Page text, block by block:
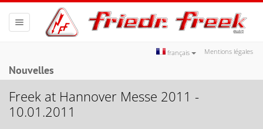
Mentions légales
français
Toggle
navigation
Nouvelles
Freek at Hannover Messe 2011 -
10.01.2011